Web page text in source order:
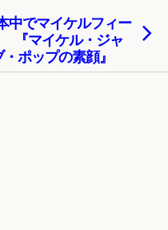
中でマイケルフィー
『マイケル・ジャ
ポップの素顔』